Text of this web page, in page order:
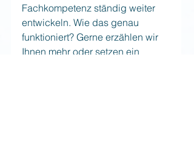
Fachkompetenz ständig weiter
entwickeln. Wie das genau
funktioniert? Gerne erzählen wir
Ihnen mehr oder setzen ein